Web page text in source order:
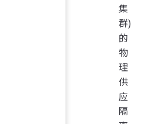
集
群)
的
物
理
供
应
隔